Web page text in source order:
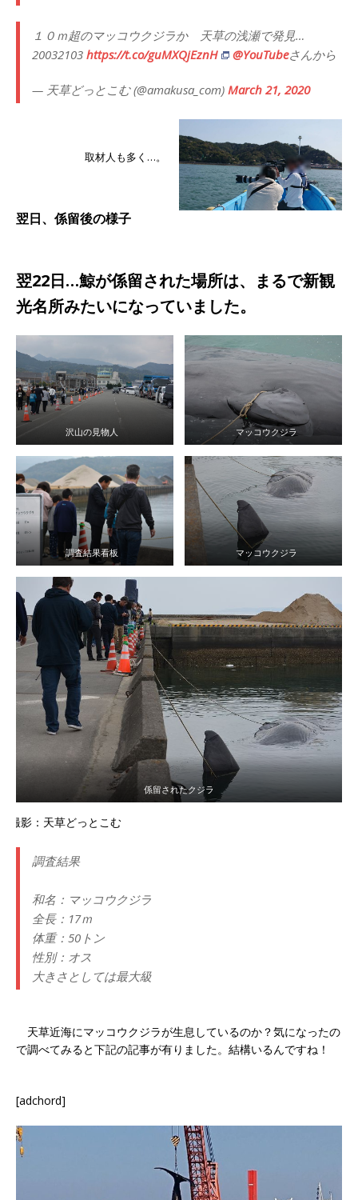
１０ｍ超のマッコウクジラか 天草の浅瀬で発見…
20032103 https://t.co/guMXQjEznH @YouTubeさんから
— 天草どっとこむ (@amakusa_com) March 21, 2020
取材人も多く…。
翌日、係留後の様子
翌22日…鯨が係留された場所は、まるで新観
光名所みたいになっていました。
沢山の見物人 マッコウクジラ
調査結果看板 マッコウクジラ
係留されたクジラ
撮影：天草どっとこむ
調査結果
和名：マッコウクジラ
全長：17ｍ
体重：50トン
性別：オス
大きさとしては最大級
天草近海にマッコウクジラが生息しているのか？気になったの
で調べてみると下記の記事が有りました。結構いるんですね！
[adchord]